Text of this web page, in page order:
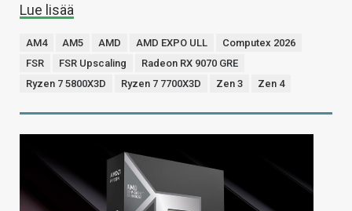
Lue lisää
AM4 AM5 AMD AMD EXPO ULL
Computex 2026
FSR
FSR Upscaling
Radeon RX 9070 GRE
Ryzen 7 5800X3D
Ryzen 7 7700X3D Zen 3 Zen 4